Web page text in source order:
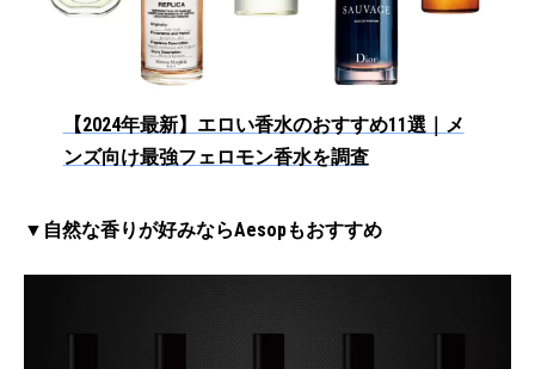
【2024年最新】エロい香水のおすすめ11選｜メ
ンズ向け最強フェロモン香水を調査
▼自然な香りが好みならAesopもおすすめ